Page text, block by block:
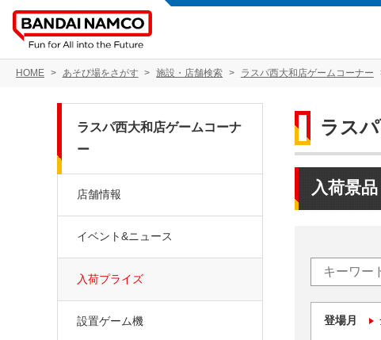
HOME あそび場をさがす 施設・店舗検索 ラスパ西大和店ゲームコーナー
ラス
入荷景
登場月
ラスパ西大和店ゲームコーナ
ー
店舗情報
イベント&ニュース
入荷プライズ
設置ゲーム機